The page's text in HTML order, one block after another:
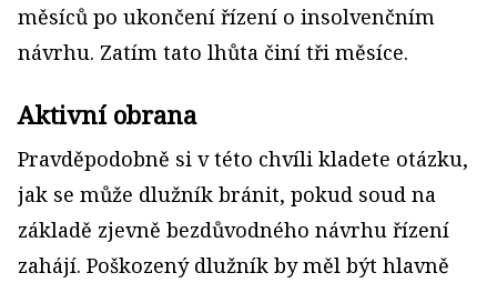
měsíců po ukončení řízení o insolvenčním
návrhu. Zatím tato lhůta činí tři měsíce.
Aktivní obrana
Pravděpodobně si v této chvíli kladete otázku,
jak se může dlužník bránit, pokud soud na
základě zjevně bezdůvodného návrhu řízení
zahájí. Poškozený dlužník by měl být hlavně